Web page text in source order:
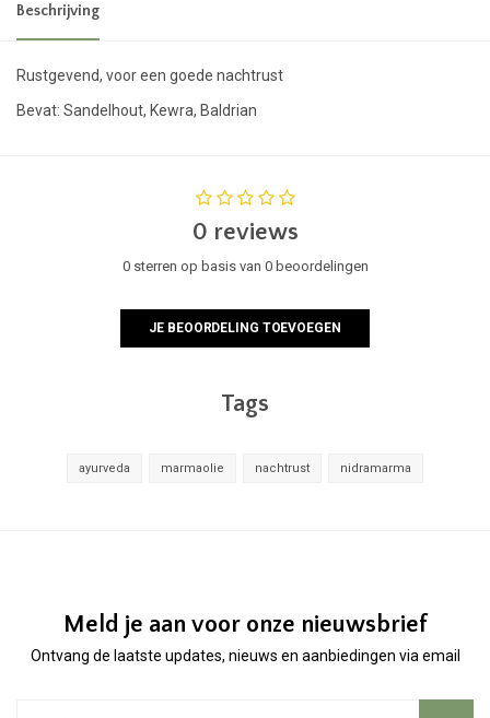
Beschrijving
Rustgevend, voor een goede nachtrust
Bevat: Sandelhout, Kewra, Baldrian
0 reviews
0 sterren op basis van 0 beoordelingen
JE BEOORDELING TOEVOEGEN
Tags
ayurveda marmaolie nachtrust nidramarma
Meld je aan voor onze nieuwsbrief
Ontvang de laatste updates, nieuws en aanbiedingen via email